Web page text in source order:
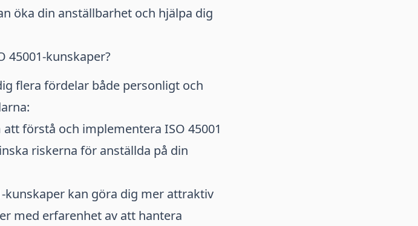
öka din anställbarhet och hjälpa dig
45001-kunskaper?
flera fördelar både personligt och
förstå och implementera ISO 45001
riskerna för anställda på din
kunskaper kan göra dig mer attraktiv
med erfarenhet av att hantera